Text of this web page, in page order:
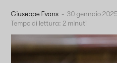
Giuseppe Evans - 30 gennaio 2025
Tempo di lettura: 2 minuti